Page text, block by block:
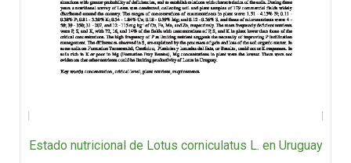
Estado nutricional de Lotus corniculatus L. en Uruguay